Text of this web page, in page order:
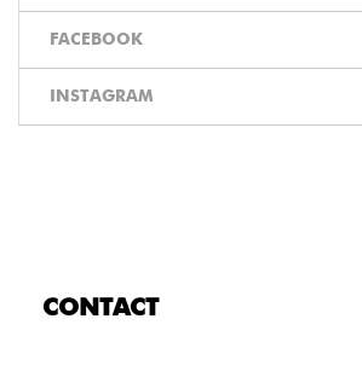
FACEBOOK
INSTAGRAM
CONTACT